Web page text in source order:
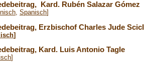
Kard. Rubén Salazar Gómez
, Spanisch]
Erzbischof Charles Jude
]
Kard. Luis Antonio Tagle
]